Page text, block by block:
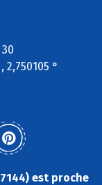
2,750105 °
est proche